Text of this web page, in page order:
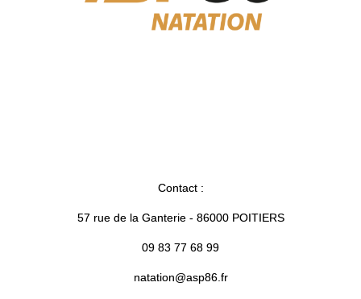
Contact :
57 rue de la Ganterie - 86000 POITIERS
09 83 77 68 99
natation@asp86.fr